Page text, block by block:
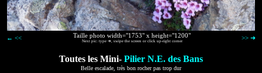
← << Taille photo width="1753" x height="1200"
Next pic: type ➜, swipe the screen or click up-right corner >> ➜
Toutes les Mini- Pilier N.E. des Bans
Belle escalade, très bon rocher pas trop dur